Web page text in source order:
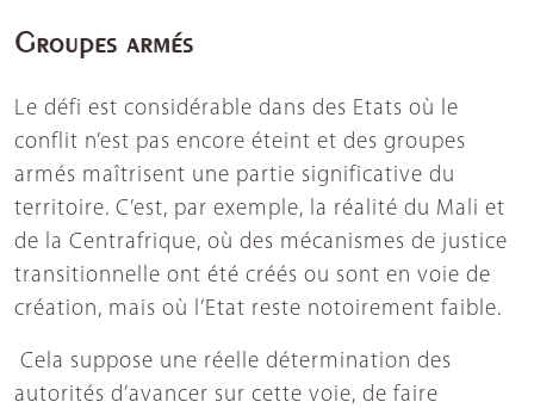
Groupes armés
Le défi est considérable dans des Etats où le
conflit n’est pas encore éteint et des groupes
armés maîtrisent une partie significative du
territoire. C’est, par exemple, la réalité du Mali et
de la Centrafrique, où des mécanismes de justice
transitionnelle ont été créés ou sont en voie de
création, mais où l’Etat reste notoirement faible.
Cela suppose une réelle détermination des
autorités d’avancer sur cette voie, de faire